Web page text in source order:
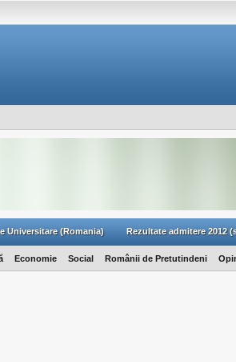
Universitare (Romania) Rezultate admitere 2012
Economie Social Românii de Pretutindeni